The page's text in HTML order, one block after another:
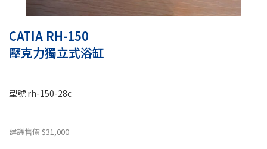
CATIA RH-150
壓克力獨立式浴缸
型號rh-150-28c
建議售價$31,000